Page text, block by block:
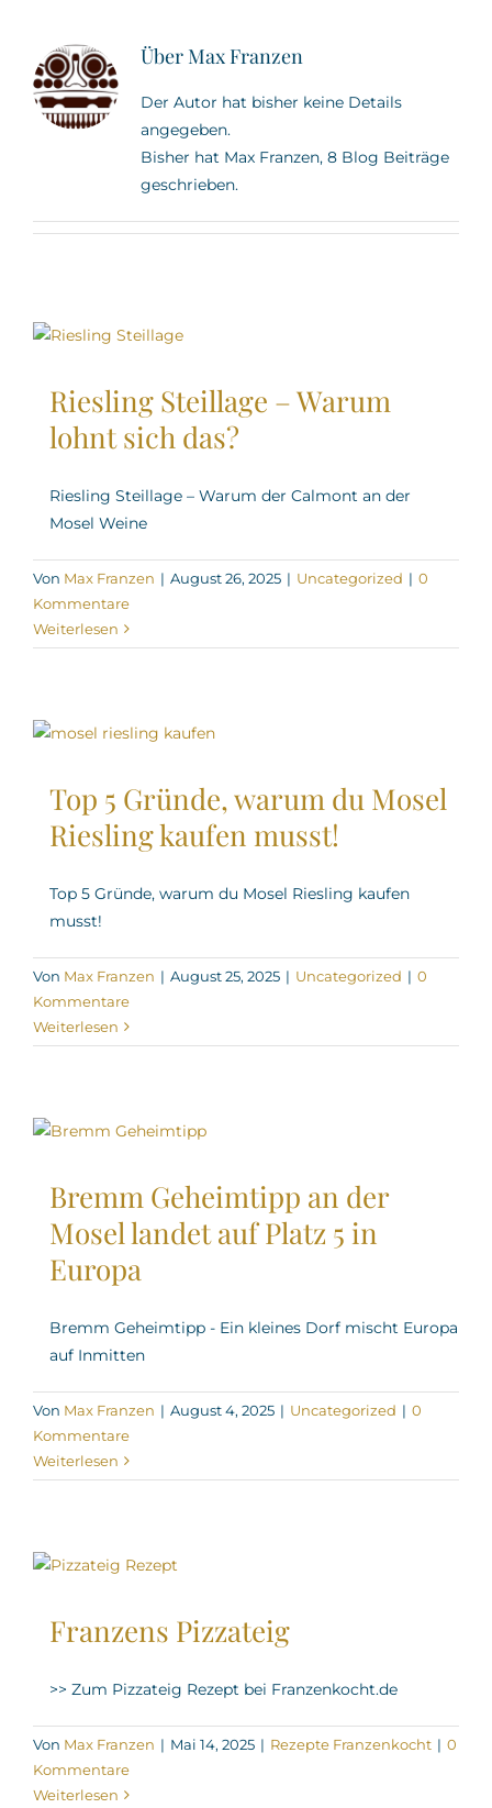
Über Max Franzen
Der Autor hat bisher keine Details
angegeben.
Bisher hat Max Franzen, 8 Blog Beiträge
geschrieben.
Riesling Steillage – Warum
lohnt sich das?
Riesling Steillage – Warum der Calmont an der
Mosel Weine
Von Max Franzen | August 26, 2025 | Uncategorized | 0
Kommentare
Weiterlesen
Top 5 Gründe, warum du Mosel
Riesling kaufen musst!
Top 5 Gründe, warum du Mosel Riesling kaufen
musst!
Von Max Franzen | August 25, 2025 | Uncategorized | 0
Kommentare
Weiterlesen
Bremm Geheimtipp an der
Mosel landet auf Platz 5 in
Europa
Bremm Geheimtipp - Ein kleines Dorf mischt Europa
auf Inmitten
Von Max Franzen | August 4, 2025 | Uncategorized | 0
Kommentare
Weiterlesen
Franzens Pizzateig
>> Zum Pizzateig Rezept bei Franzenkocht.de
Von Max Franzen | Mai 14, 2025 | Rezepte Franzenkocht | 0
Kommentare
Weiterlesen